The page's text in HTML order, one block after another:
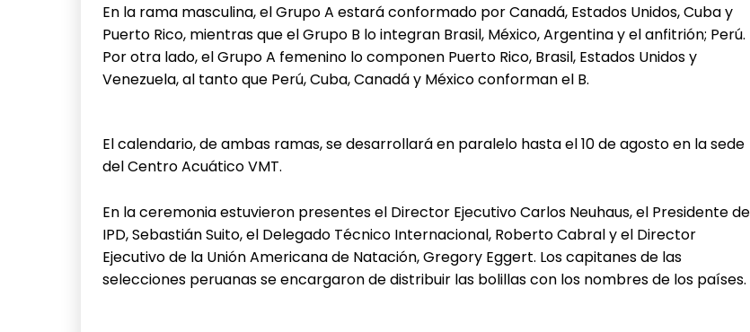
En la rama masculina, el Grupo A estará conformado por Canadá, Estados Unidos, Cuba y
Puerto Rico, mientras que el Grupo B lo integran Brasil, México, Argentina y el anfitrión; Perú.
Por otra lado, el Grupo A femenino lo componen Puerto Rico, Brasil, Estados Unidos y
Venezuela, al tanto que Perú, Cuba, Canadá y México conforman el B.
El calendario, de ambas ramas, se desarrollará en paralelo hasta el 10 de agosto en la sede
del Centro Acuático VMT.
En la ceremonia estuvieron presentes el Director Ejecutivo Carlos Neuhaus, el Presidente
IPD, Sebastián Suito, el Delegado Técnico Internacional, Roberto Cabral y el Director
Ejecutivo de la Unión Americana de Natación, Gregory Eggert. Los capitanes de las
selecciones peruanas se encargaron de distribuir las bolillas con los nombres de los países.